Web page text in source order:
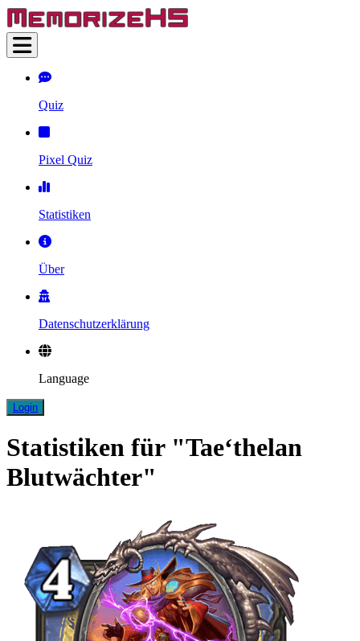
Quiz
Pixel Quiz
Statistiken
Über
Datenschutzerklärung
Language
Login
Statistiken für "Tae‘thelan
Blutwächter"